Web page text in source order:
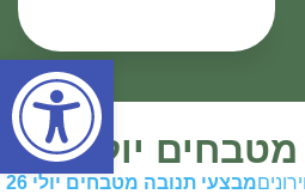
יולי 26
מבצעי תנובה מטבחים יולי 26
פתח סרגל נגישות